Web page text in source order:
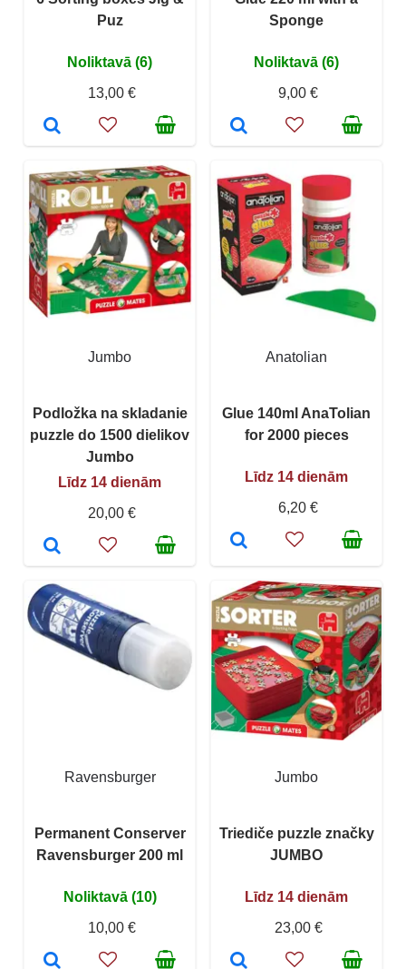
Puz
Noliktavā (6)
13,00 €
Sponge
Noliktavā (6)
9,00 €
Jumbo
Podložka na skladanie
puzzle do 1500 dielikov
Jumbo
Līdz 14 dienām
20,00 €
Anatolian
Glue 140ml AnaTolian
for 2000 pieces
Līdz 14 dienām
6,20 €
Ravensburger
Permanent Conserver
Ravensburger 200 ml
Noliktavā (10)
10,00 €
Jumbo
Triediče puzzle značky
JUMBO
Līdz 14 dienām
23,00 €